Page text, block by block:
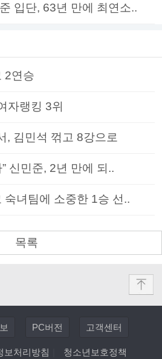
입단, 63년 만에 최연소..
2연승
자랭킹 3위
, 김민석 꺾고 8강으로
신민준, 2년 만에 되..
숙녀팀에 소중한 1승 선..
목록
PC버전 고객센터
보처리방침 청소년보호정책